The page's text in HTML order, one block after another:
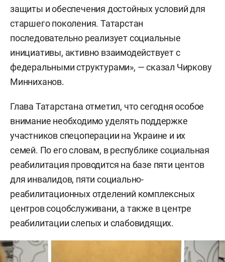
защиты и обеспечения достойных условий для
старшего поколения. Татарстан
последовательно реализует социальные
инициативы, активно взаимодействует с
федеральными структурами», — сказал Чиркову
Минниханов.
Глава Татарстана отметил, что сегодня особое
внимание необходимо уделять поддержке
участников спецоперации на Украине и их
семей. По его словам, в республике социальная
реабилитация проводится на базе пяти центов
для инвалидов, пяти социально-
реабилитационных отделений комплексных
центров соцобслуживани, а также в центре
реабилитации слепых и слабовидящих.